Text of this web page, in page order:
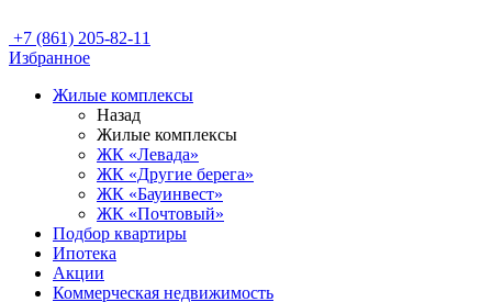
+7 (861) 205-82-11
Избранное
Жилые комплексы
Назад
Жилые комплексы
ЖК «Левада»
ЖК «Другие берега»
ЖК «Бауинвест»
ЖК «Почтовый»
Подбор квартиры
Ипотека
Акции
Коммерческая недвижимость